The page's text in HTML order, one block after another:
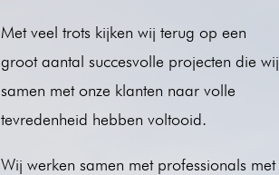
Met veel trots kijken wij terug op een
groot aantal succesvolle projecten die wij
samen met onze klanten naar volle
tevredenheid hebben voltooid.
Wij werken samen met professionals met